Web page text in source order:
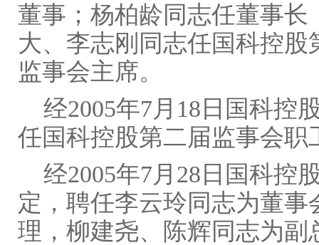
董事；杨柏龄同志任董事
大、李志刚同志任国科控
监事会主席。
经2005年7月18日国科控
任国科控股第二届监事会职
经2005年7月28日国科控
定，聘任李云玲同志为董
理，柳建尧、陈辉同志为副